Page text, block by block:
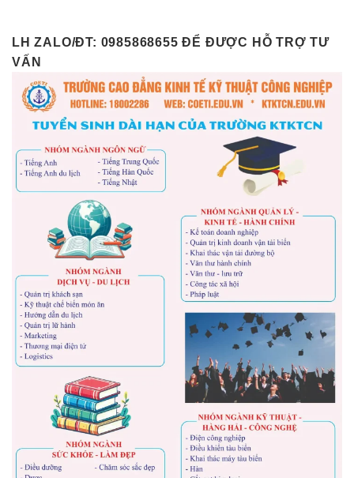
LH ZALO/ĐT: 0985868655 ĐỂ ĐƯỢC HỖ TRỢ TƯ
VẤN